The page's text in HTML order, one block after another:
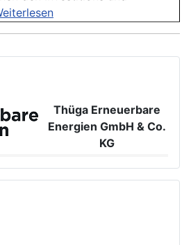
Thüga Erneuerbare
Energien GmbH & Co.
KG